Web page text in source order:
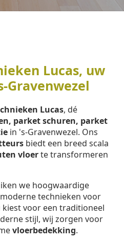
Lucas, uw
Lucas, dé
parket schuren, parket
in 's-Gravenwezel. Ons
biedt een breed scala
vloerte transformeren
we hoogwaardige
technieken voor
kiest voor een traditioneel
stijl, wij zorgen voor
vloerbedekking.